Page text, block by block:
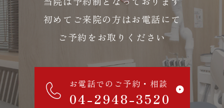
初めてご来院の方はお電話にて
ご予約をお取りください
お電話でのご予約・相談
04-2948-3520